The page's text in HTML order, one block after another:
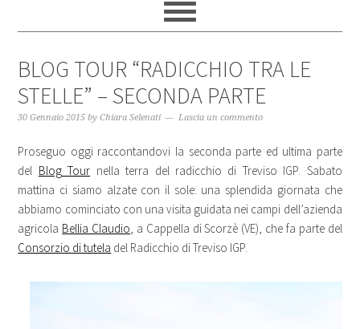
BLOG TOUR “RADICCHIO TRA LE
STELLE” – SECONDA PARTE
30 Gennaio 2015 byChiara Selenati Lascia un commento
Proseguo oggi raccontandovi la seconda parte ed ultima parte
del Blog Tour nella terra del radicchio di Treviso IGP. Sabato
mattina ci siamo alzate con il sole: una splendida giornata che
abbiamo cominciato con una visita guidata nei campi dell’azienda
agricola Bellia Claudio, a Cappella di Scorzè (VE), che fa parte del
Consorzio di tutela del Radicchio di Treviso IGP.